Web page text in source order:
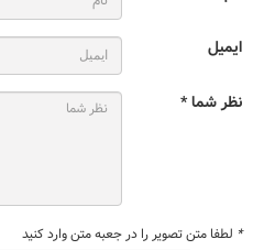
ایمیل
نظر شما *
* لطفا متن تصویر را در جعبه متن وارد کنید